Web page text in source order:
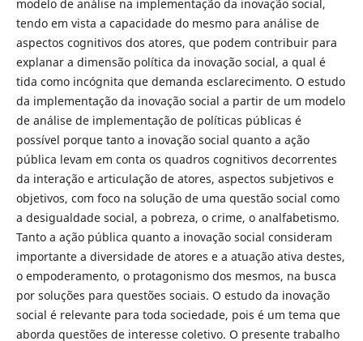
modelo de análise na implementação da inovação social,
tendo em vista a capacidade do mesmo para análise de
aspectos cognitivos dos atores, que podem contribuir para
explanar a dimensão política da inovação social, a qual é
tida como incógnita que demanda esclarecimento. O estudo
da implementação da inovação social a partir de um modelo
de análise de implementação de políticas públicas é
possível porque tanto a inovação social quanto a ação
pública levam em conta os quadros cognitivos decorrentes
da interação e articulação de atores, aspectos subjetivos e
objetivos, com foco na solução de uma questão social como
a desigualdade social, a pobreza, o crime, o analfabetismo.
Tanto a ação pública quanto a inovação social consideram
importante a diversidade de atores e a atuação ativa destes,
o empoderamento, o protagonismo dos mesmos, na busca
por soluções para questões sociais. O estudo da inovação
social é relevante para toda sociedade, pois é um tema que
aborda questões de interesse coletivo. O presente trabalho